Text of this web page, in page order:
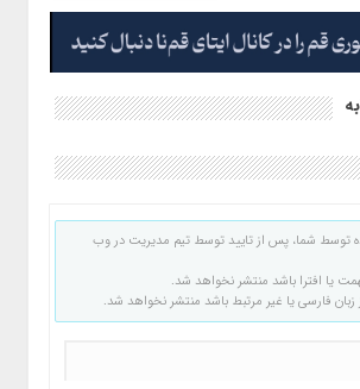
توسط شما، پس از تایید توسط تیم مدیریت در وب
یا افترا باشد منتشر نخواهد شد.
زبان فارسی یا غیر مرتبط باشد منتشر نخواهد شد.